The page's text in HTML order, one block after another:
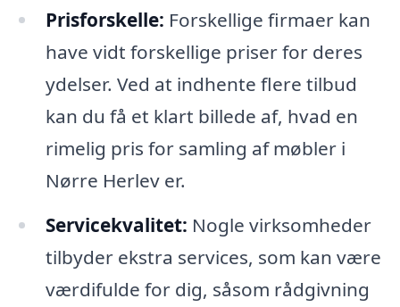
Prisforskelle: Forskellige firmaer kan
have vidt forskellige priser for deres
ydelser. Ved at indhente flere tilbud
kan du få et klart billede af, hvad en
rimelig pris for samling af møbler i
Nørre Herlev er.
Servicekvalitet: Nogle virksomheder
tilbyder ekstra services, som kan være
værdifulde for dig, såsom rådgivning